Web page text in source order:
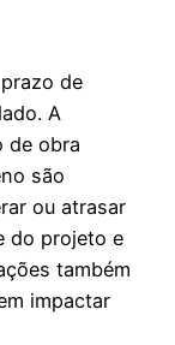
de
A
de obra
são
ou atrasar
do projeto e
também
impactar